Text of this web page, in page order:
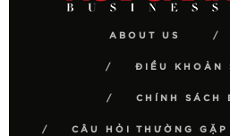
ABOUT US
ĐIỀU KHOẢN
CHÍNH SÁCH
CÂU HỎI THƯỜNG GẶP